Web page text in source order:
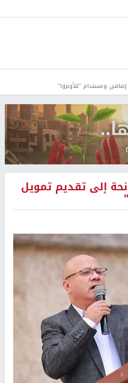
ومستدام "للأونروا"
إلى تقديم تمويل